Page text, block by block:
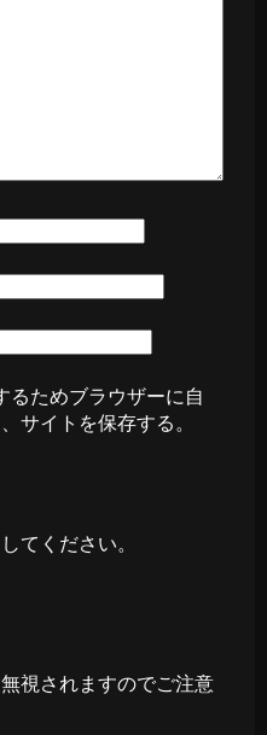
るためブラウザーに自
サイトを保存する。
てください。
視されますのでご注意